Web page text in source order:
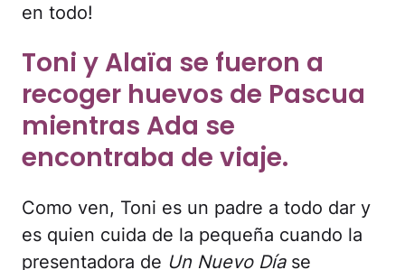
en todo!
Toni y Alaïa se fueron a
recoger huevos de Pascua
mientras Ada se
encontraba de viaje.
Como ven, Toni es un padre a todo dar y
es quien cuida de la pequeña cuando la
presentadora de Un Nuevo Díase